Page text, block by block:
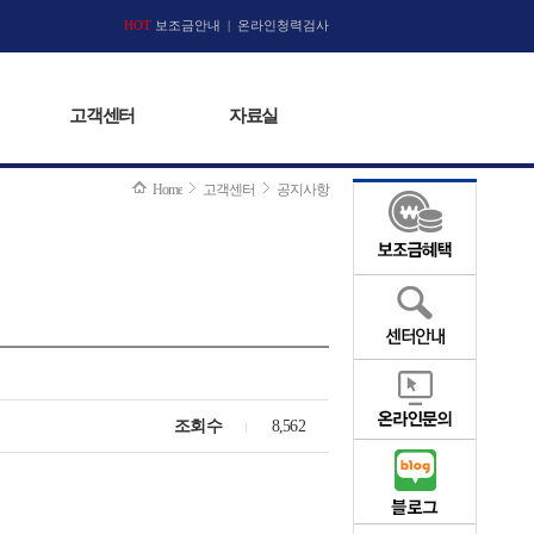
HOT 보조금안내 | 온라인청력검사
고객센터 자료실
고객센터 자료실
Home 고객센터 공지사항
조회수 8,562